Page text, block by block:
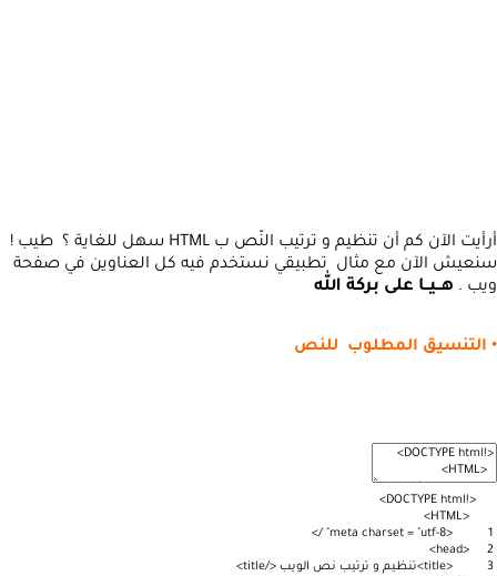
أرأيت الآن كم أن تنظيم و ترتيب النّص ب HTML سهل للغاية ؟ طيب !
سنعيش الآن مع مثال تطبيقي نستخدم فيه كل العناوين في صفحة
ويب . هــيــا على بركة الله
• التنسيق المطلوب للنص
1
2
3
<
!
DOCTYPE html
>
<
HTML
>
<
meta charset = "utf-8"
/
>
<
head
>
<
title
>تنظيم و ترتيب نص الويب <
/
title
>